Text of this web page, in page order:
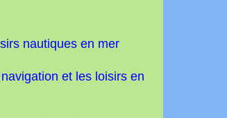
nautiques en mer
et les loisirs en